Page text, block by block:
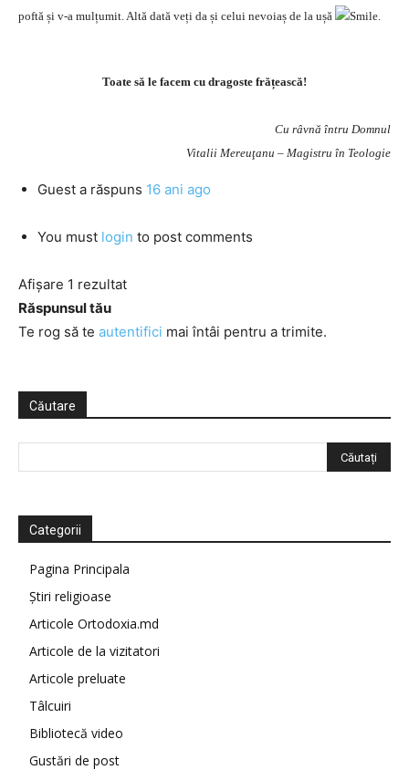
poftă și v-a mulțumit. Altă dată veți da și celui nevoiaș de la ușă
.
Toate să le facem cu dragoste frățească!
Cu râvnă întru Domnul
Vitalii Mereuţanu – Magistru în Teologie
Guest a răspuns 16 ani ago
You must login to post comments
Afișare 1 rezultat
Răspunsul tău
Te rog să te autentifici mai întâi pentru a trimite.
Căutare
Categorii
Pagina Principala
Știri religioase
Articole Ortodoxia.md
Articole de la vizitatori
Articole preluate
Tâlcuiri
Bibliotecă video
Gustări de post